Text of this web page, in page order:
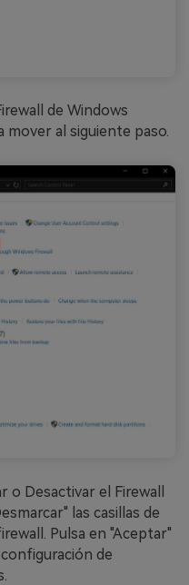
de Windows
mover al siguiente paso.
o Desactivar el Firewall
las casillas de
Pulsa en "Aceptar"
de